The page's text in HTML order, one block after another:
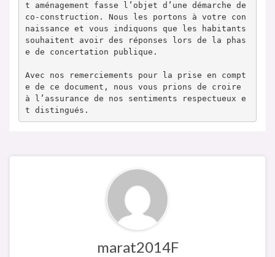
t aménagement fasse l’objet d’une démarche de
co-construction. Nous les portons à votre con
naissance et vous indiquons que les habitants
souhaitent avoir des réponses lors de la phas
e de concertation publique.
Avec nos remerciements pour la prise en compt
e de ce document, nous vous prions de croire
à l’assurance de nos sentiments respectueux e
t distingués.
marat2014F